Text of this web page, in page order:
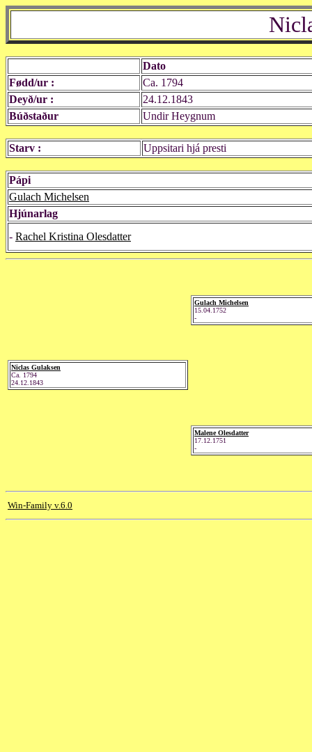
Dato
Fødd/ur :
Ca. 1794
Deyð/ur :
24.12.1843
Búðstaður
Undir Heygnum
Starv : Uppsitari hjá presti
Pápi
Gulach Michelsen
Hjúnarlag
- Rachel Kristina Olesdatter
Niclas Gulaksen
Ca. 1794
24.12.1843
Gulach Michelsen
15.04.1752
-
Malene Olesdatter
17.12.1751
-
Win-Family v.6.0